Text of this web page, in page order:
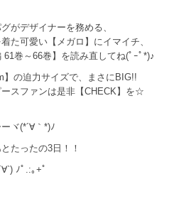
がデザイナーを務める、
た可愛い【メガロ】にイマイチ、
巻～66巻】を読み直してね(ﾟｰﾟ*)♪
の迫力サイズで、まさにBIG!!
ースファンは是非【CHECK】を☆
ヾ(*´∀｀*)ﾉ
たったの3日！！
ﾉﾟ.:｡+ﾟ